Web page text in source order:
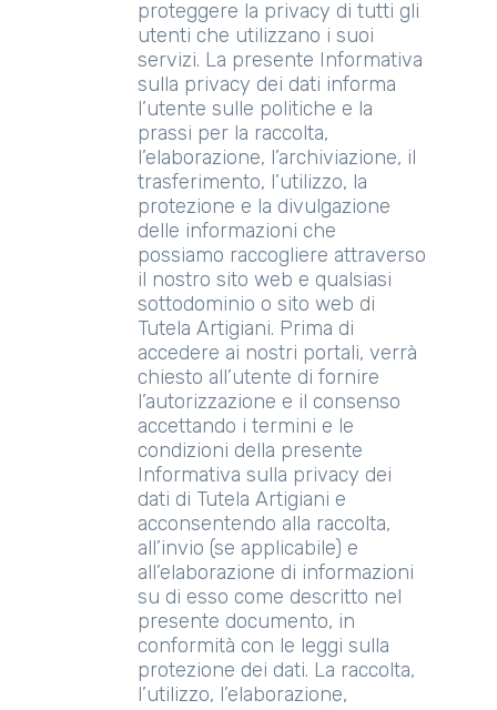
proteggere la privacy di tutti gli
utenti che utilizzano i suoi
servizi. La presente Informativa
sulla privacy dei dati informa
l’utente sulle politiche e la
prassi per la raccolta,
l’elaborazione, l’archiviazione, il
trasferimento, l’utilizzo, la
protezione e la divulgazione
delle informazioni che
possiamo raccogliere attraverso
il nostro sito web e qualsiasi
sottodominio o sito web di
Tutela Artigiani. Prima di
accedere ai nostri portali, verrà
chiesto all’utente di fornire
l’autorizzazione e il consenso
accettando i termini e le
condizioni della presente
Informativa sulla privacy dei
dati di Tutela Artigiani e
acconsentendo alla raccolta,
all’invio (se applicabile) e
all’elaborazione di informazioni
su di esso come descritto nel
presente documento, in
conformità con le leggi sulla
protezione dei dati. La raccolta,
l’utilizzo, l’elaborazione,